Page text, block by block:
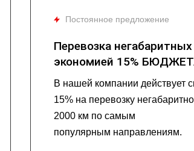
Постоянное предложение
Перевозка негабаритных
экономией 15%
В нашей компании действует
15% на перевозку
2000 км по самым
популярным направлениям.